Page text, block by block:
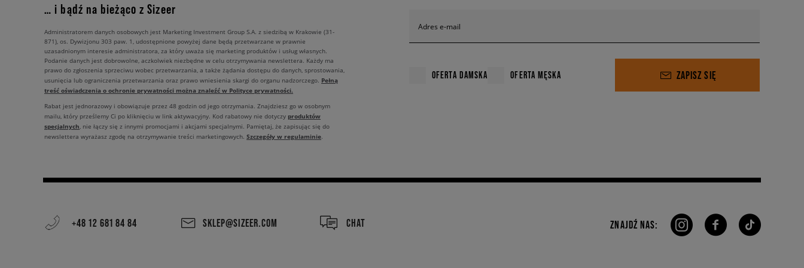
… i bądź na bieżąco z Sizeer
Adres e-mail
OFERTA DAMSKA OFERTA MĘSKA ZAPISZ SIĘ
Administratorem danych osobowych jest Marketing Investment Group S.A. z siedzibą w Krakowie (31-
871), os. Dywizjonu 303 paw. 1, udostępnione powyżej dane będą przetwarzane w prawnie
uzasadnionym interesie administratora, za który uważa się marketing produktów i usług własnych.
Podanie danych jest dobrowolne, aczkolwiek niezbędne w celu otrzymywania newslettera. Każdy ma
prawo do zgłoszenia sprzeciwu wobec przetwarzania, a także żądania dostępu do danych, sprostowania,
usunięcia lub ograniczenia przetwarzania oraz prawo wniesienia skargi do organu nadzorczego. Pełną
treść oświadczenia o ochronie prywatności można znaleźć w Polityce prywatności.
Rabat jest jednorazowy i obowiązuje przez 48 godzin od jego otrzymania. Znajdziesz go w osobnym
mailu, który prześlemy Ci po kliknięciu w link aktywacyjny. Kod rabatowy nie dotyczy produktów
specjalnych, nie łączy się z innymi promocjami i akcjami specjalnymi. Pamiętaj, że zapisując się do
newslettera wyrażasz zgodę na otrzymywanie treści marketingowych. Szczegóły w regulaminie.
+48 12 681 84 84 SKLEP@SIZEER.COM CHAT ZNAJDŹ NAS: